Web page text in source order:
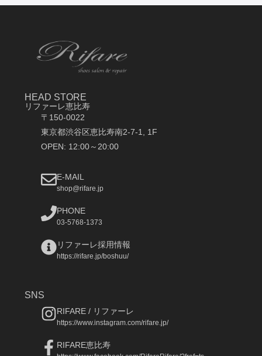
HEAD STORE
リファーレ恵比寿
〒150-0022
東京都渋谷区恵比寿南2-7-1, 1F
OPEN: 12:00～20:00
E-MAIL
shop@rifare.jp
PHONE
03-5768-1373
リファーレ採用情報
https://rifare.jp/boshuu/
SNS
RIFARE / リファーレ
https://www.instagram.com/rifare.jp/
RIFARE恵比寿